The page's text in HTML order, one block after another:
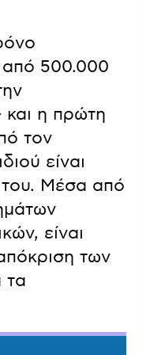
από 500.000
η πρώτη
τον
είναι
του. Μέσα από
είναι
των
τα